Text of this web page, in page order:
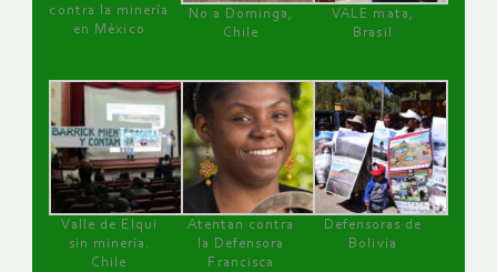
contra la minería
en México
No a Dominga,
Chile
VALE mata,
Brasil
Valle de Elqui
sin minería.
Chile
Atentan contra
la Defensora
Francisca
Defensoras de
Bolivia